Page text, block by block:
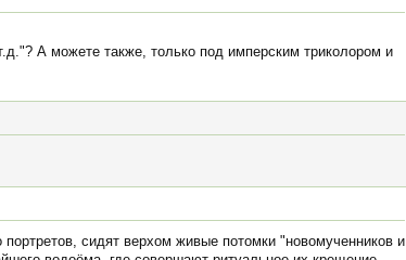
А можете также, только под имперским триколором и
сидят верхом живые потомки "новомученников и